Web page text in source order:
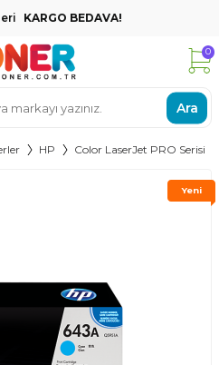
KARGO BEDAVA!
Ara
0
HP Color LaserJet PRO Serisi
Yeni